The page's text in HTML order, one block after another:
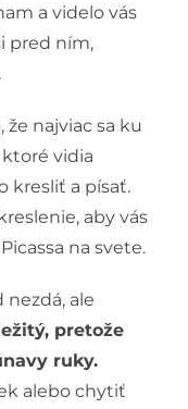
a videlo vás
pred ním,
najviac sa ku
vidia
kresliť a písať.
aby vás
na svete.
nezdá, ale
pretože
ruky.
alebo chytiť